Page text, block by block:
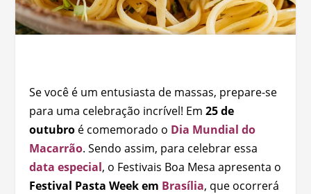
Se você é um entusiasta de massas, prepare-se
para uma celebração incrível! Em25 de
outubro é comemorado o Dia Mundial do
Macarrão. Sendo assim, para celebrar essa
data especial, o Festivais Boa Mesa apresenta o
Festival Pasta Week em Brasília, que ocorrerá